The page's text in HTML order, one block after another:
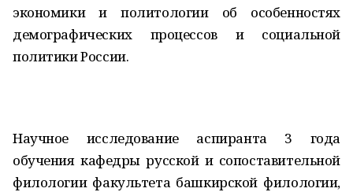
экономики и политологии об особенностях
демографических процессов и социальной
политики России.
Научное исследование аспиранта 3 года
обучения кафедры русской и сопоставительной
филологии факультета башкирской филологии,